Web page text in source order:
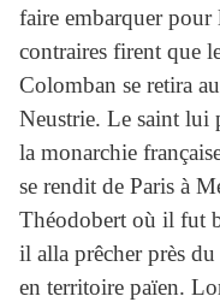
faire embarquer
contraires firent que
Colomban se retira
Neustrie. Le saint lui
la monarchie
se rendit de Paris à
Théodobert où il fut
il alla prêcher près
en territoire païen.